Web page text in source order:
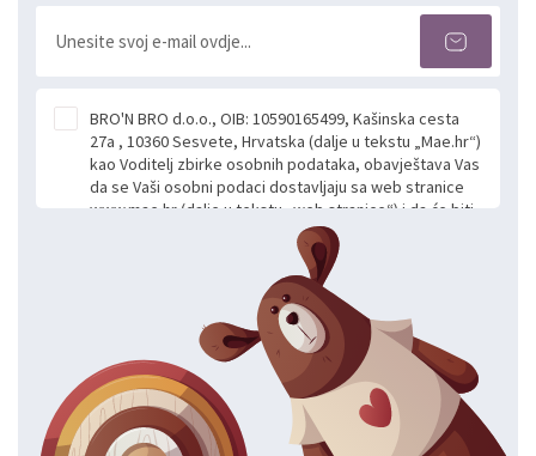
BRO'N BRO d.o.o., OIB: 10590165499, Kašinska cesta
27a , 10360 Sesvete, Hrvatska (dalje u tekstu „Mae.hr“)
kao Voditelj zbirke osobnih podataka, obavještava Vas
da se Vaši osobni podaci dostavljaju sa web stranice
www.mae.hr (dalje u tekstu „web stranice“) i da će biti
obrađeni. Prihvaćanjem ove Izjave smatra se da
slobodno i izričito dajete privolu za prikupljanje i daljnju
obradu Vaših osobnih podataka koje ustupate Mae.hr
putem ovih web stranica u svrhu odgovora i daljnje
komunikacije na Vaš upit poslan kroz kontakt obrazac.
Radi se o dobrovoljnom davanju podataka te ovu
Izjavu niste dužni prihvatiti odnosno niste dužni unositi
svoje osobne podatke u jednu od prijavnih
formi/obrazaca dostupnih na ovim web stranicama.
BRO'N BRO d.o.o. će s Vašim osobnim podacima